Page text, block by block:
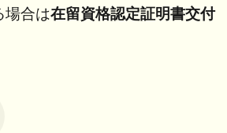
場合は在留資格認定証明書交付